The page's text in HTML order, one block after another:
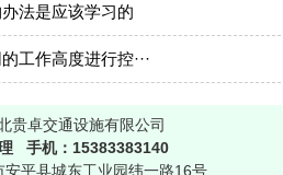
法是应该学习的
工作高度进行控···
贵卓交通设施有限公司
手机：15383383140
平县城东工业园纬一路16号